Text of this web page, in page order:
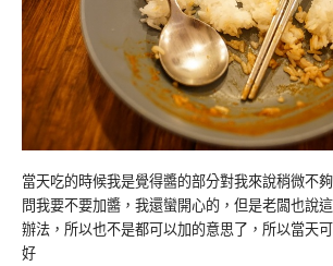
當天吃的時候我是覺得醬的部分對我來說稍微不
問我要不要加醬，我還蠻開心的，但是老闆也說
辦法，所以也不是都可以加的意思了，所以當天
好